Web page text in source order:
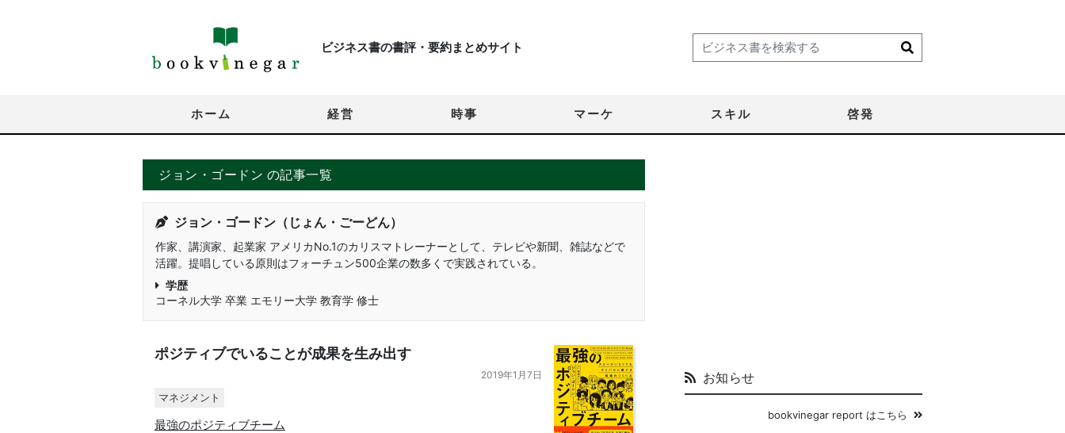
ビジネス書の書評・要約まとめサイト
ホーム 経営 時事 マーケ スキル 啓発
ジョン・ゴードン の記事一覧
ジョン・ゴードン（じょん・ごーどん）
作家、講演家、起業家 アメリカNo.1のカリスマトレーナーとして、テレビや新聞、雑誌などで
活躍。提唱している原則はフォーチュン500企業の数多くで実践されている。
学歴
コーネル大学 卒業 エモリー大学 教育学 修士
ポジティブでいることが成果を生み出す
2019年1月7日
マネジメント
最強のポジティブチーム
お知らせ
bookvinegar report はこちら